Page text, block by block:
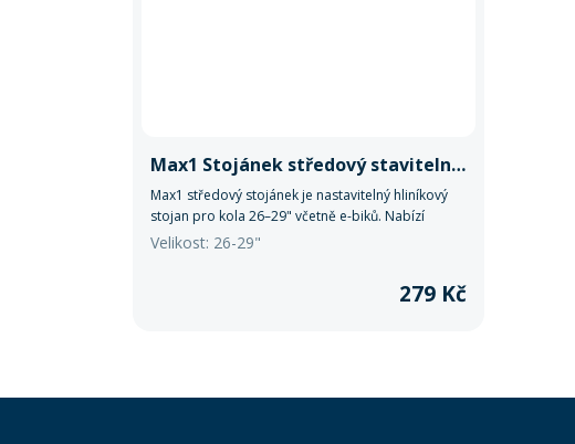
Max1 Stojánek středový stavitelný E-Bike 26-29"
Max1 středový stojánek je nastavitelný hliníkový
stojan pro kola 26–29" včetně e-biků. Nabízí
vysokou stabilitu, snadné nastavení a pevnou
Velikost: 26-29"
279 Kč